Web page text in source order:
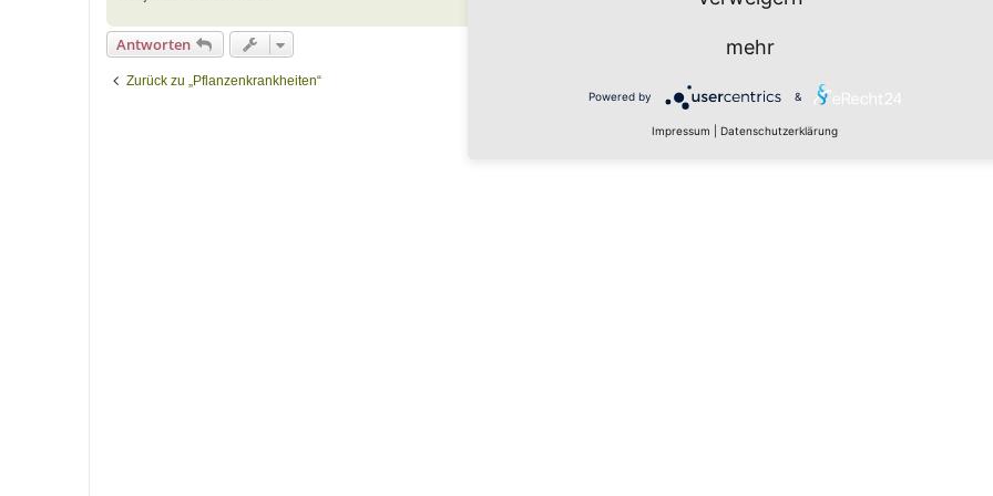
Antworten
Zurück zu „Pflanzenkrankheiten“
mehr
Powered by &
Impressum Datenschutzerklärung